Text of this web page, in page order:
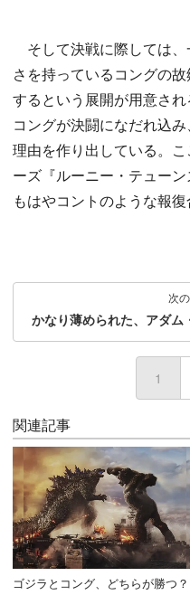
そして決戦に際しては
さを持っているコングの
するという展開が用意さ
コングが決闘になだれ込
理由を作り出している。
ーズ『ルーニー・テューン
もはやコントのような報復
次
かなり薄められた、アダ
1
関連記事
ゴジラとコング、どちらが勝つ？